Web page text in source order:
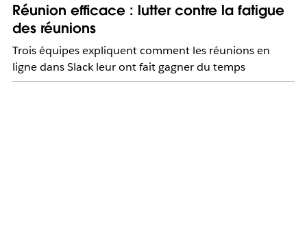
Réunion efficace : lutter contre la fatigue
des réunions
Trois équipes expliquent comment les réunions en
ligne dans Slack leur ont fait gagner du temps